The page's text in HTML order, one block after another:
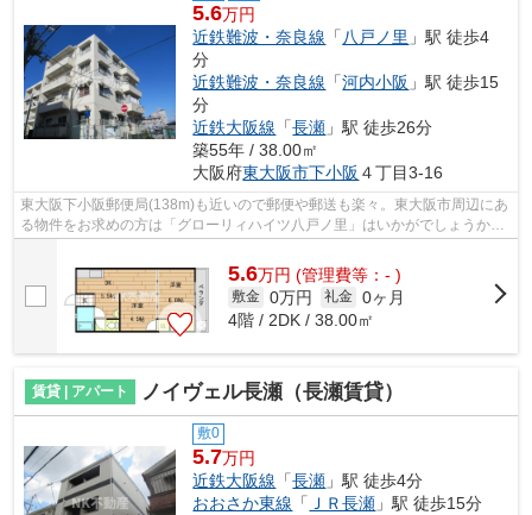
5.6万円
近鉄難波・奈良線 「八戸ノ里 」駅 徒歩4
分
近鉄難波・奈良線 「河内小阪 」駅 徒歩15
分
近鉄大阪線 「長瀬 」駅 徒歩26分
築55年 / 38.00㎡
大阪府東大阪市下小阪 ４丁目3-16
東大阪下小阪郵便局(138m)も近いので郵便や郵送も楽々。東大阪市周辺にあ
る物件をお求めの方は「グローリィハイツ八戸ノ里」はいかがでしょうか。
5.6万円 (管理費等：- )
敷金 0万円 礼金 0ヶ月
4階 / 2DK / 38.00㎡
賃貸 | アパート ノイヴェル長瀬（長瀬賃貸）
敷0
5.7万円
近鉄大阪線 「長瀬 」駅 徒歩4分
おおさか東線 「 ＪＲ長瀬 」駅 徒歩15分